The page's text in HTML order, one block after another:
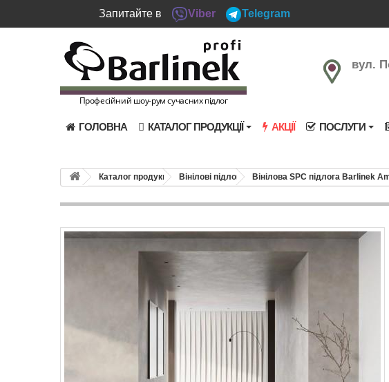
Запитайте в Viber Telegram
Професійний шоу-рум сучасних підлог
вул.
ГОЛОВНА КАТАЛОГ ПРОДУКЦІЇ АКЦІЇ ПОСЛУГИ
Каталог продукції Вінілові підлоги Вінілова SPC підлога Barlinek